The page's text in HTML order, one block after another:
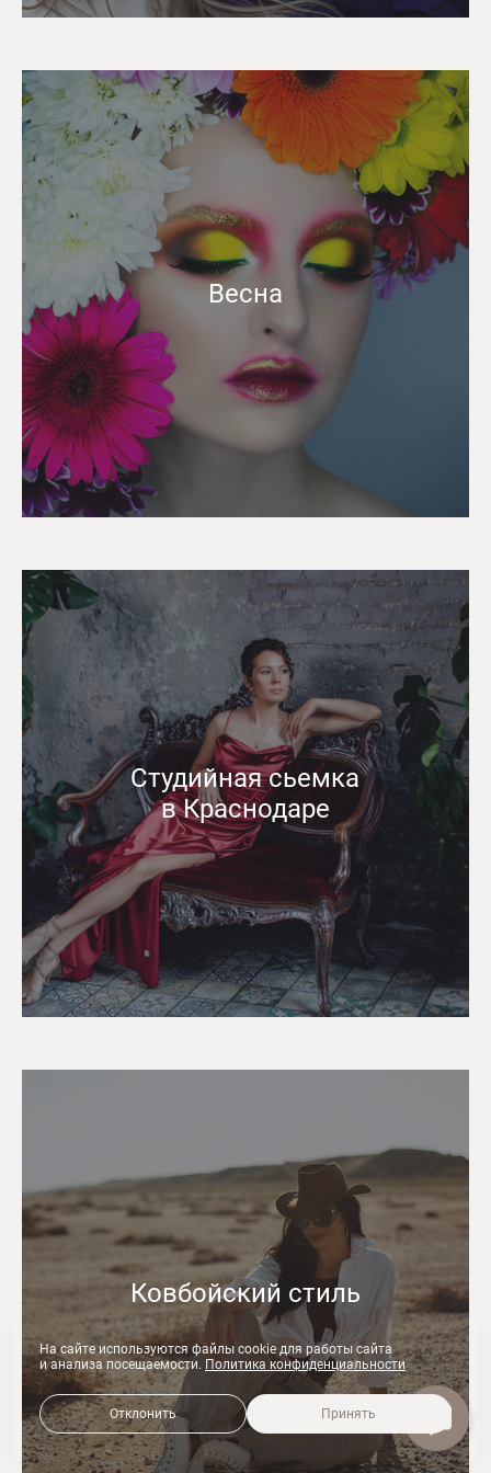
Весна
Студийная сьемка
в Краснодаре
Ковбойский стиль
На сайте используются файлы cookie для работы сайта
и анализа посещаемости. Политика конфиденциальности
Отклонить Принять